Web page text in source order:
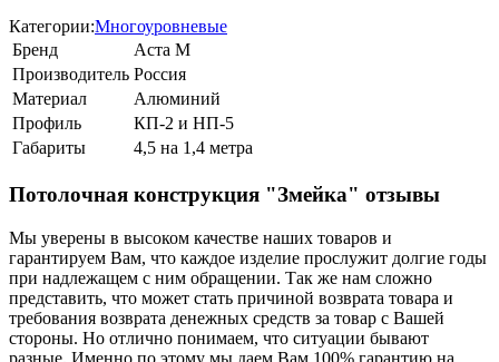
Категории:Многоуровневые
Бренд
Аста М
Производитель Россия
Материал
Алюминий
Профиль
КП-2 и НП-5
Габариты
4,5 на 1,4 метра
Потолочная конструкция "Змейка" отзывы
Мы уверены в высоком качестве наших товаров и
гарантируем Вам, что каждое изделие прослужит долгие годы
при надлежащем с ним обращении. Так же нам сложно
представить, что может стать причиной возврата товара и
требования возврата денежных средств за товар с Вашей
стороны. Но отлично понимаем, что ситуации бывают
разные. Именно по этому мы даем Вам 100% гарантию на